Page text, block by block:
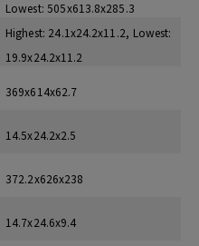
Lowest: 505x613.8x285.3
Highest: 24.1x24.2x11.2, Lowest:
19.9x24.2x11.2
369x614x62.7
14.5x24.2x2.5
372.2x626x238
14.7x24.6x9.4